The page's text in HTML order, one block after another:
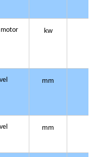
motor
kw
mm
mm